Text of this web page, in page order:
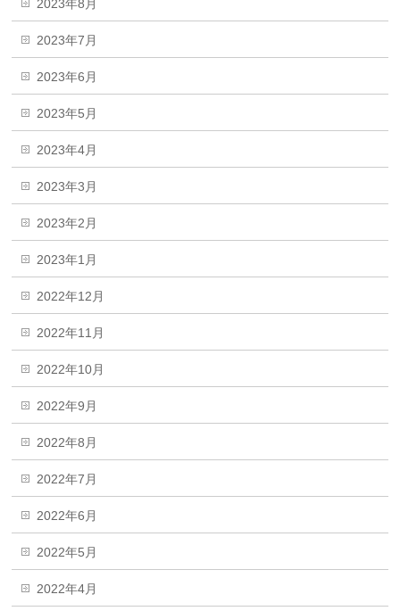
2023年8月
2023年7月
2023年6月
2023年5月
2023年4月
2023年3月
2023年2月
2023年1月
2022年12月
2022年11月
2022年10月
2022年9月
2022年8月
2022年7月
2022年6月
2022年5月
2022年4月